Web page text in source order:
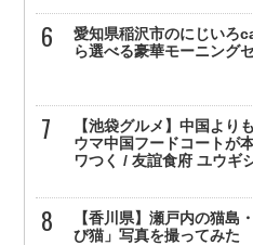
愛知県稲沢市のにじいろ
ら選べる豪華モーニング
【池袋グルメ】中国より
ウマ中国フードコートが
ワつく / 友誼食府 ユウギ
【香川県】瀬戸内の猫島
び猫」写真を撮ってみた